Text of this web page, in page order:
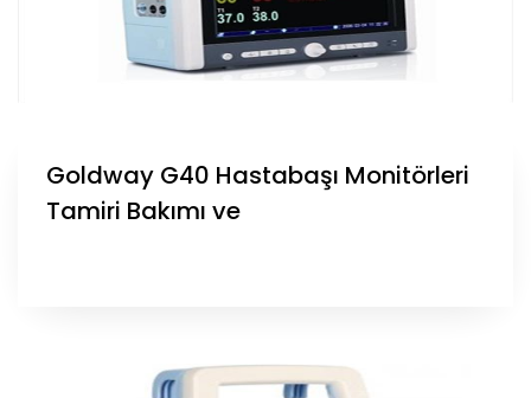
Goldway G40 Hastabaşı Monitörleri
Tamiri Bakımı ve